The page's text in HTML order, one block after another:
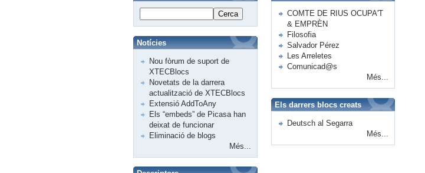
Cerca
Notícies
Nou fòrum de suport de
XTECBlocs
Novetats de la darrera
actualització de XTECBlocs
Extensió AddToAny
Els “embeds” de Picasa han
deixat de funcionar
Eliminació de blogs
Més...
COMTE DE RIUS OCUPA'T
& EMPRÈN
Filosofia
Salvador Pérez
Les Arreletes
Comunicad@s
Més...
Els darrers blocs creats
Deutsch al Segarra
Més...